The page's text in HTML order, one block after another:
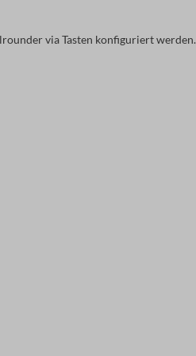
via Tasten konfiguriert werden.